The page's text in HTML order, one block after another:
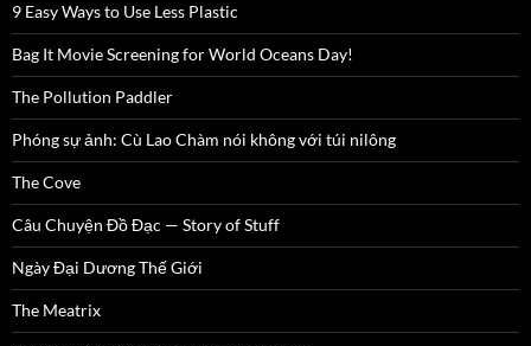
9 Easy Ways to Use Less Plastic
Bag It Movie Screening for World Oceans Day!
The Pollution Paddler
Phóng sự ảnh: Cù Lao Chàm nói không với túi nilông
The Cove
Câu Chuyện Đồ Đạc — Story of Stuff
Ngày Đại Dương Thế Giới
The Meatrix